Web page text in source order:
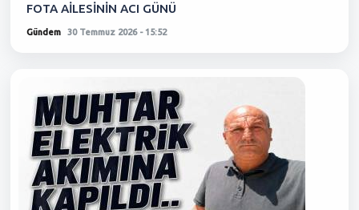
FOTA AİLESİNİN ACI GÜNÜ
Gündem 30 Temmuz 2026 - 15:52